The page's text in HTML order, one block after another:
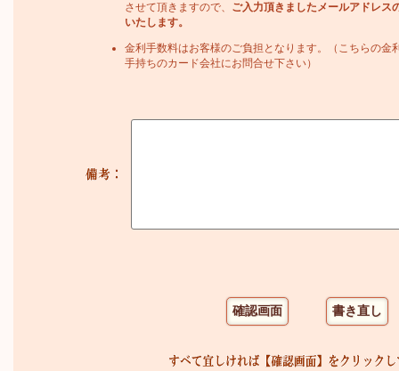
させて頂きますので、
ご入力頂きましたメールアドレス
いたします。
金利手数料はお客様のご負担となります。（こちらの金
手持ちのカード会社にお問合せ下さい）